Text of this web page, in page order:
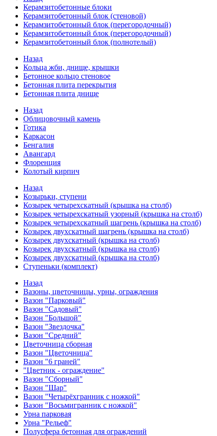
Керамзитобетонные блоки
Керамзитобетонный блок (стеновой)
Керамзитобетонный блок (перегородочный)
Керамзитобетонный блок (перегородочный)
Керамзитобетонный блок (полнотелый)
Назад
Кольца жби, днище, крышки
Бетонное кольцо стеновое
Бетонная плита перекрытия
Бетонная плита днище
Назад
Облицовочный камень
Готика
Каркасон
Бенгалия
Авангард
Флоренция
Колотый кирпич
Назад
Козырьки, ступени
Козырек четырехскатный (крышка на столб)
Козырек четырехскатный узорный (крышка на столб)
Козырек четырехскатный шагрень (крышка на столб)
Козырек двухскатный шагрень (крышка на столб)
Козырек двухскатный (крышка на столб)
Козырек двухскатный (крышка на столб)
Козырек двухскатный (крышка на столб)
Ступеньки (комплект)
Назад
Вазоны, цветочницы, урны, ограждения
Вазон "Парковый"
Вазон "Садовый"
Вазон "Большой"
Вазон "Звездочка"
Вазон "Средний"
Цветочница сборная
Вазон "Цветочница"
Вазон "6 граней"
"Цветник - ограждение"
Вазон "Сборный"
Вазон "Шар"
Вазон "Четырёхгранник с ножкой"
Вазон "Восьмигранник с ножкой"
Урна парковая
Урна "Рельеф"
Полусфера бетонная для ограждений